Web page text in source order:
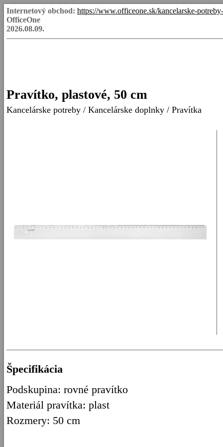
Internetový obchod: https://www.officeone.sk/kancelarske-
OfficeOne
2026.08.09.
Pravítko, plastové, 50 cm
Kancelárske potreby / Kancelárske doplnky / Pravítka
Špecifikácia
Podskupina: rovné pravítko
Materiál pravítka: plast
Rozmery: 50 cm